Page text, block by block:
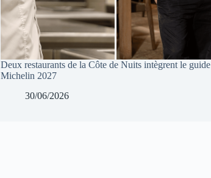
Deux restaurants de la Côte de Nuits intègrent le guide
Michelin 2027
30/06/2026